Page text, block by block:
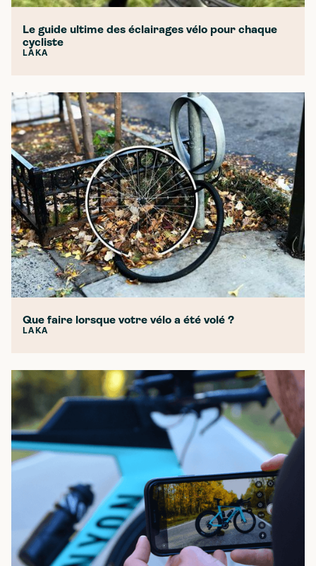
Le guide ultime des éclairages vélo pour chaque
cycliste
LAKA
Que faire lorsque votre vélo a été volé ?
LAKA